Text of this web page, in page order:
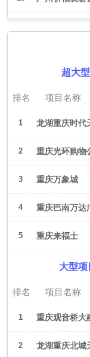
超大
排名 项目名称
1 龙湖重庆时代
2 重庆光环购物
3 重庆万象城
4 重庆巴南万达
5 重庆来福士
大型项
排名 项目名称
1 重庆观音桥大
2 龙湖重庆北城